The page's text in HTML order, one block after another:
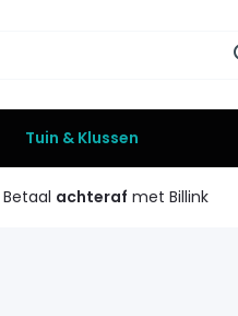
Tuin & Klussen
Betaal achteraf met Billink